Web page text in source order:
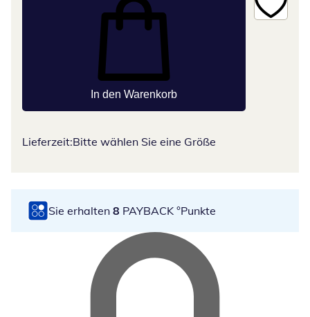
In den Warenkorb
Lieferzeit:Bitte wählen Sie eine Größe
Sie erhalten 8 PAYBACK °Punkte